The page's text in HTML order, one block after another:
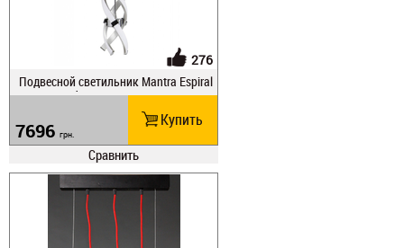
276
Подвесной светильник Mantra Espiral
es 5081 Led
7696 грн.
Купить
Сравнить